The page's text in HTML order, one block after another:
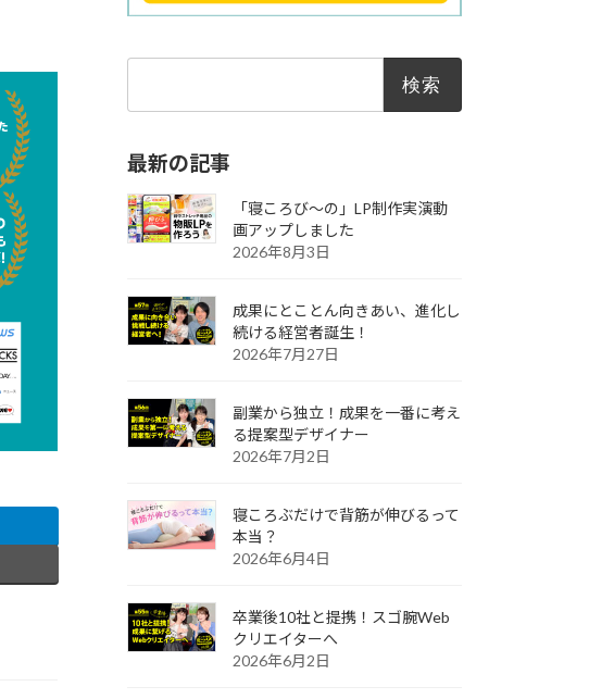
最新の記事
「寝ころび～の」LP制作実演動
画アップしました
2026年8月3日
成果にとことん向きあい、進化し
続ける経営者誕生！
2026年7月27日
副業から独立！成果を一番に考え
る提案型デザイナー
2026年7月2日
寝ころぶだけで背筋が伸びるって
本当？
2026年6月4日
卒業後10社と提携！スゴ腕Web
クリエイターへ
2026年6月2日